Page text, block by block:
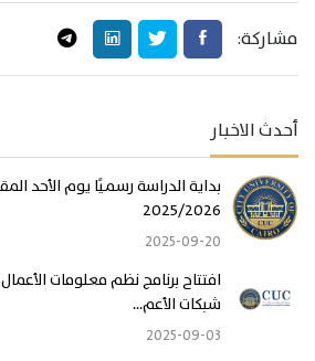
مشاركة:
أحدث الاخبار
2025/2026
2025-09-20
افتتاح برنامج نظم معلومات الأعمال
شبكات الأعم...
2025-09-03